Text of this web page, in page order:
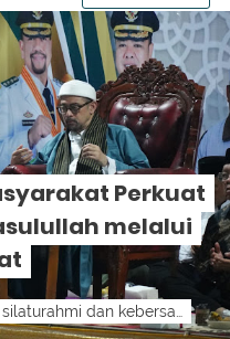
Perkuat
melalui